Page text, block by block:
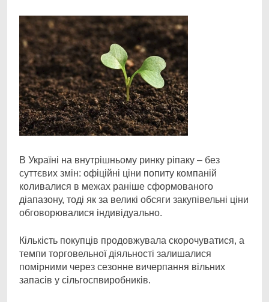
Link
В Україні на внутрішньому ринку ріпаку – без
суттєвих змін: офіційні ціни попиту компаній
коливалися в межах раніше сформованого
діапазону, тоді як за великі обсяги закупівельні ціни
обговорювалися індивідуально.
Кількість покупців продовжувала скорочуватися, а
темпи торговельної діяльності залишалися
помірними через сезонне вичерпання вільних
запасів у сільгоспвиробників.